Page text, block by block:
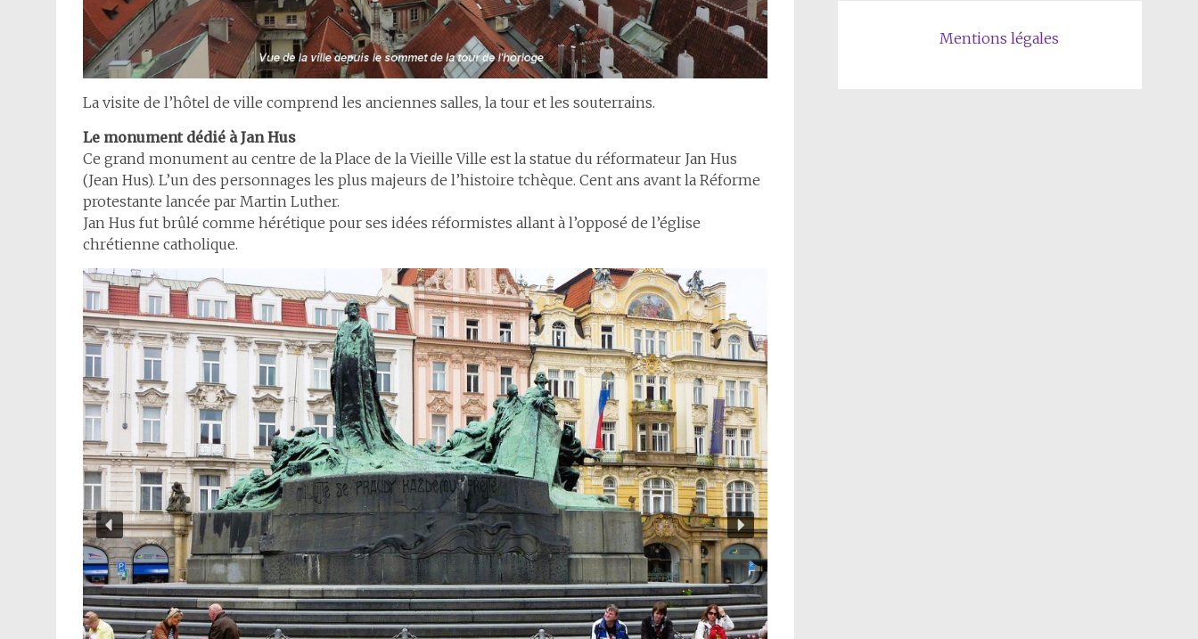
La visite de l’hôtel de ville comprend les anciennes salles, la tour et les souterrains.
Le monument dédié à Jan Hus
Ce grand monument au centre de la Place de la Vieille Ville est la statue du réformateur Jan Hus
(Jean Hus). L’un des personnages les plus majeurs de l’histoire tchèque. Cent ans avant la Réforme
protestante lancée par Martin Luther.
Jan Hus fut brûlé comme hérétique pour ses idées réformistes allant à l’opposé de l’église
chrétienne catholique.
Mentions légales